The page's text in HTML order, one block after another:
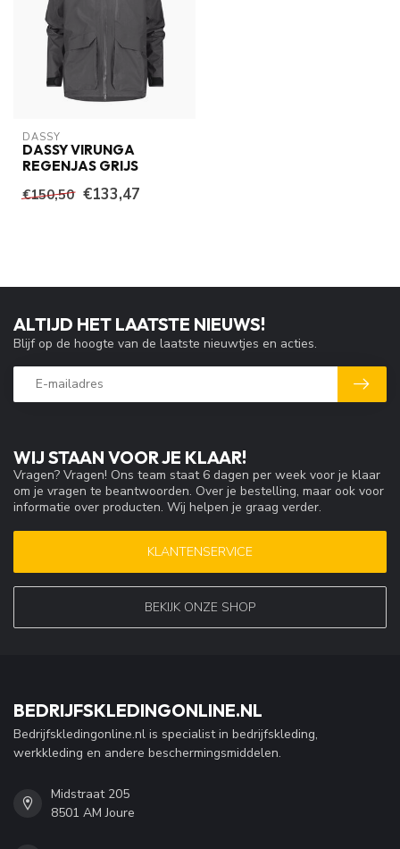
DASSY
DASSY VIRUNGA
REGENJAS GRIJS
€150,50 €133,47
WIJ STAAN VOOR JE KLAAR!
Vragen? Vragen! Ons team staat 6 dagen per week voor je klaar
om je vragen te beantwoorden. Over je bestelling, maar ook voor
informatie over producten. Wij helpen je graag verder.
KLANTENSERVICE
BEKIJK ONZE SHOP
ALTIJD HET LAATSTE NIEUWS!
Blijf op de hoogte van de laatste nieuwtjes en acties.
BEDRIJFSKLEDINGONLINE.NL
Bedrijfskledingonline.nl is specialist in bedrijfskleding,
werkkleding en andere beschermingsmiddelen.
Midstraat 205
8501 AM Joure